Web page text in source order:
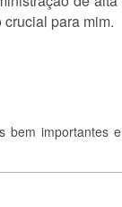
para mim.
bem importantes